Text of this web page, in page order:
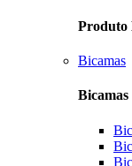
Produto
Bicamas
Bicamas